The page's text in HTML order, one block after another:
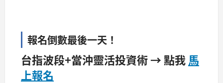
報名倒數最後一天！
台指波段+當沖靈活投資術 → 點我 馬
上報名